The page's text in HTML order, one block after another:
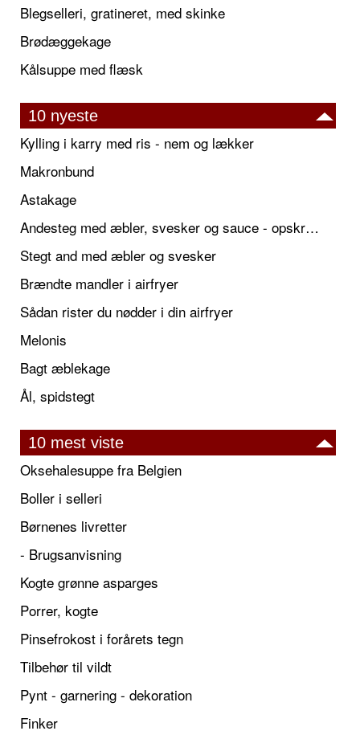
Blegselleri, gratineret, med skinke
Brødæggekage
Kålsuppe med flæsk
10 nyeste
Kylling i karry med ris - nem og lækker
Makronbund
Astakage
Andesteg med æbler, svesker og sauce - opskrift også til jul
Stegt and med æbler og svesker
Brændte mandler i airfryer
Sådan rister du nødder i din airfryer
Melonis
Bagt æblekage
Ål, spidstegt
10 mest viste
Oksehalesuppe fra Belgien
Boller i selleri
Børnenes livretter
- Brugsanvisning
Kogte grønne asparges
Porrer, kogte
Pinsefrokost i forårets tegn
Tilbehør til vildt
Pynt - garnering - dekoration
Finker